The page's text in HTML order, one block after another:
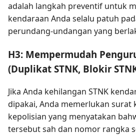
adalah langkah preventif untuk
kendaraan Anda selalu patuh
perundang-undangan yang
H3: Mempermudah
(Duplikat STNK, Blokir
Jika Anda kehilangan STNK
dipakai, Anda memerlukan surat
kepolisian yang menyatakan
tersebut sah dan nomor rangka